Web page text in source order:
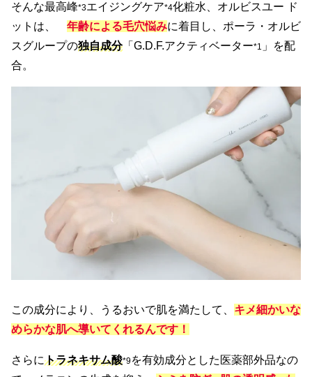
そんな最高峰*3エイジングケア*4化粧水、オルビスユー ド
ットは、 年齢による毛穴悩みに着目し、ポーラ・オルビ
スグループの独自成分「G.D.F.アクティベーター*1 」を配
合。
この成分により、うるおいで肌を満たして、 キメ細かいな
めらかな肌へ導いてくれるんです！
さらにトラネキサム酸*9を有効成分とした医薬部外品なの